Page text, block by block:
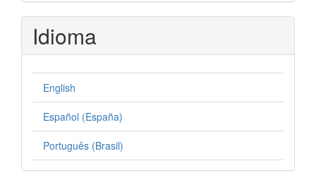
Idioma
English
Español (España)
Português (Brasil)